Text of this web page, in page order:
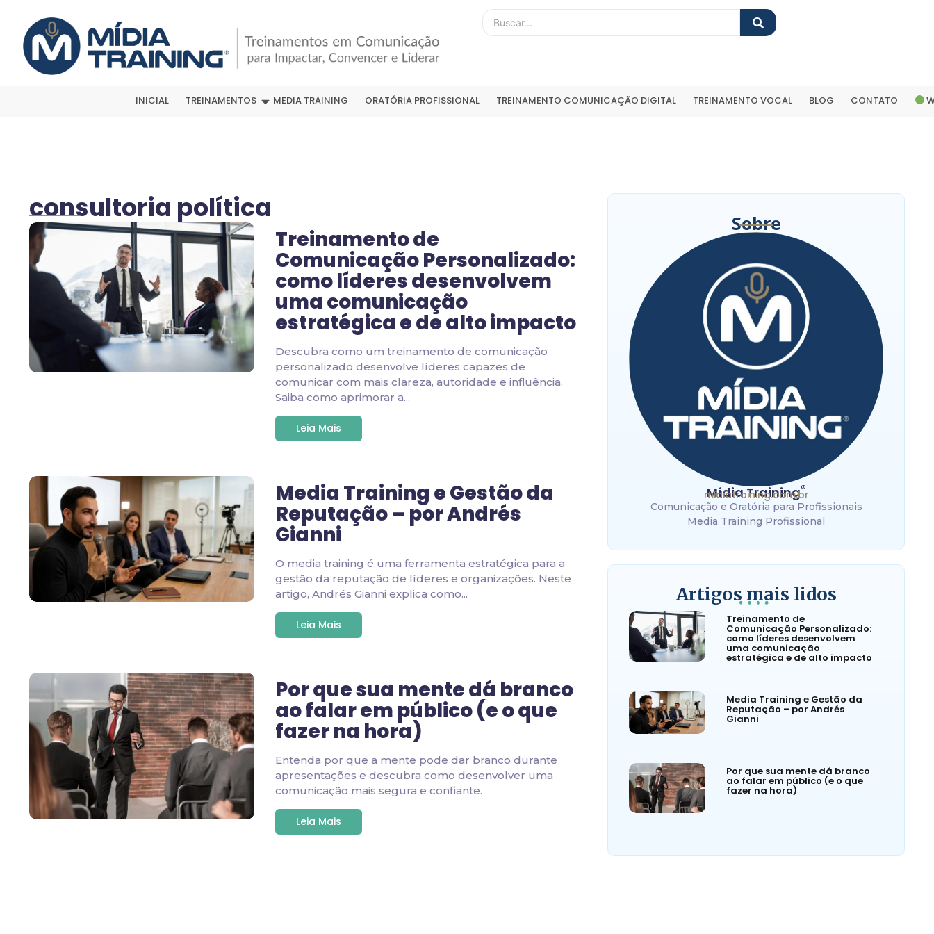
INICIAL TREINAMENTOS MEDIA TRAINING ORATÓRIA PROFISSIONAL TREINAMENTO COMUNICAÇÃO DIGITAL TREINAMENTO VOCAL BLOG CONTATO
consultoria política
Treinamento de
Comunicação Personalizado:
como líderes desenvolvem
uma comunicação
estratégica e de alto impacto
Descubra como um treinamento de comunicação
personalizado desenvolve líderes capazes de
comunicar com mais clareza, autoridade e influência.
Saiba como aprimorar a...
Leia Mais
Media Training e Gestão da
Reputação – por Andrés
Gianni
O media training é uma ferramenta estratégica para a
gestão da reputação de líderes e organizações. Neste
artigo, Andrés Gianni explica como...
Leia Mais
Por que sua mente dá branco
ao falar em público (e o que
fazer na hora)
Entenda por que a mente pode dar branco durante
apresentações e descubra como desenvolver uma
comunicação mais segura e confiante.
Leia Mais
Sobre
Mídia Training®
midiatraining.com.br
Comunicação e Oratória para Profissionais
Media Training Profissional
Artigos mais lidos
Treinamento de
Comunicação Personalizado:
como líderes desenvolvem
uma comunicação
estratégica e de alto impacto
Media Training e Gestão da
Reputação – por Andrés
Gianni
Por que sua mente dá branco
ao falar em público (e o que
fazer na hora)